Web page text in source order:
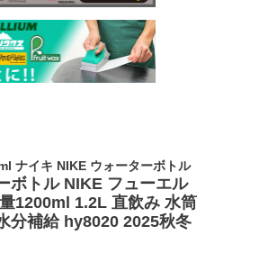
ナイキ NIKE ウォーターボトル
ボトル NIKE フューエル
1200ml 1.2L 直飲み 水筒
分補給 hy8020 2025秋冬